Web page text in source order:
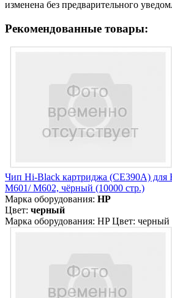
изменена без предварительного
Рекомендованные товары:
Чип Hi-Black картриджа (CE390A) для
M601/ M602, чёрный (10000 стр.)
Марка оборудования: HP
Цвет: черный
Марка оборудования: HP Цвет: черный